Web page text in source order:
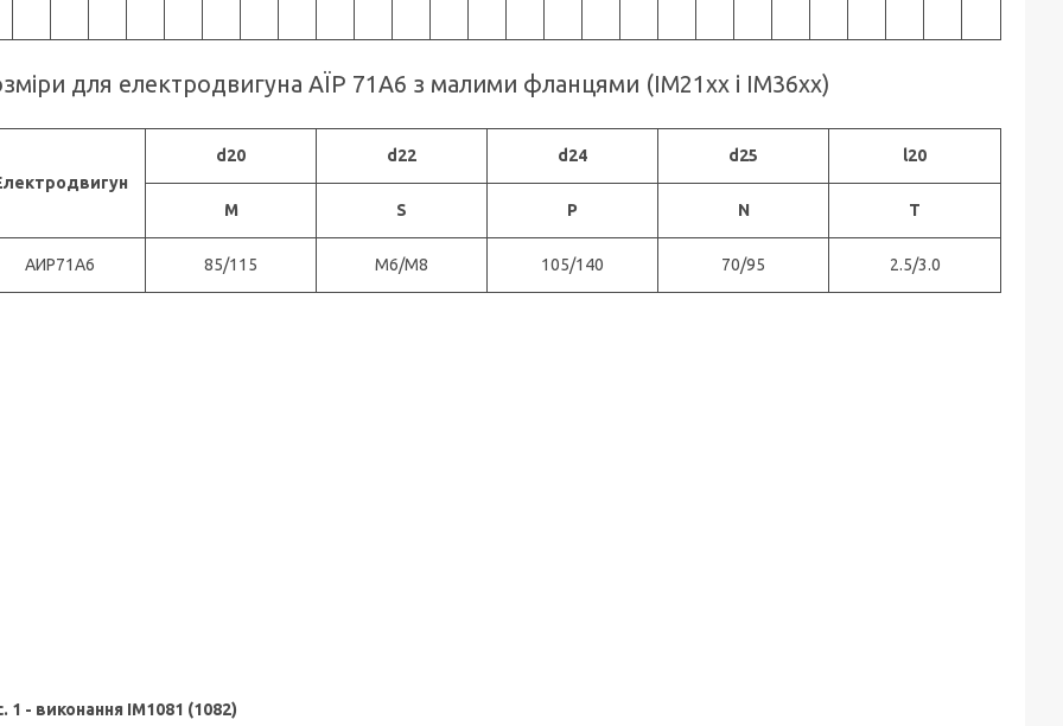
для електродвигуна АЇР 71А6 з малими фланцями (ІМ21хх і ІМ36хх)
d20 d22 d24 d25 l20
M S P N T
АИР71А6 85/115 M6/M8 105/140 70/95 2.5/3.0
1 - виконання IM1081 (1082)